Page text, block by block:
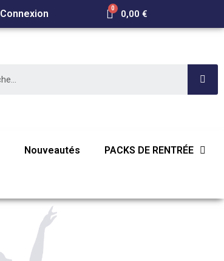
Connexion 0,00 €
Nouveautés PACKS DE RENTRÉE